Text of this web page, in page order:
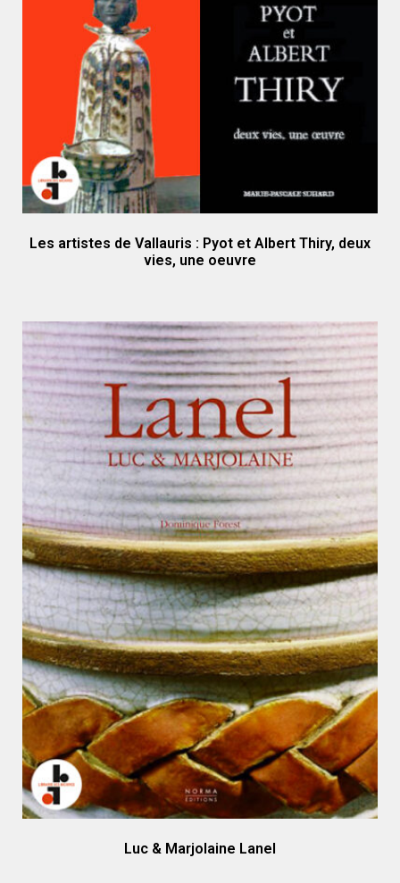
Les artistes de Vallauris : Pyot et Albert Thiry, deux
vies, une oeuvre
Luc & Marjolaine Lanel